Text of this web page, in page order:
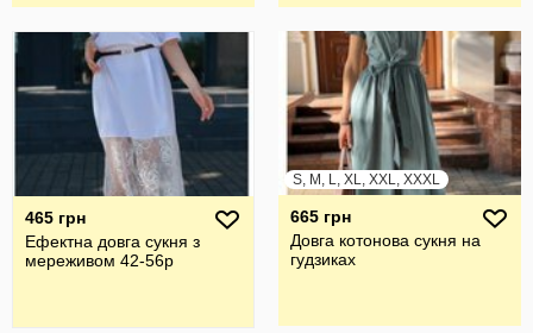
465 грн
Ефектна довга сукня з
мереживом 42-56р
S, M, L, XL, XXL, XXXL
665 грн
Довга котонова сукня на
гудзиках